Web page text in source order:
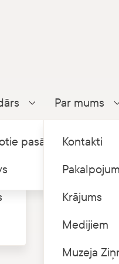
Parādīt apakšizvēlni
pasākumi
Par mums
Kontakti
Krājums
Medijiem
Muzeja